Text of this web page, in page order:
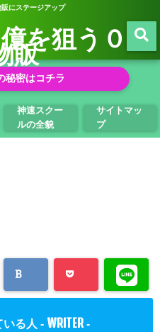
にステージアップ
を狙う０
販
秘密はコチラ
神速スクー
ルの全貌
サイトマッ
プ
いる人 - WRITER -